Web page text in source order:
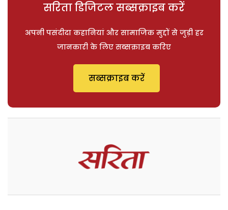
सरिता डिजिटल सब्सक्राइब करें
अपनी पसंदीदा कहानियां और सामाजिक मुद्दों से जुड़ी हर
जानकारी के लिए सब्सक्राइब करिए
सब्सक्राइब करें